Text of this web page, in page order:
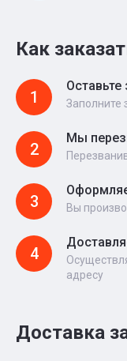
Как
1
Оставьте
Заполните
2
Мы
3 Вы
4
адресу
Доставка